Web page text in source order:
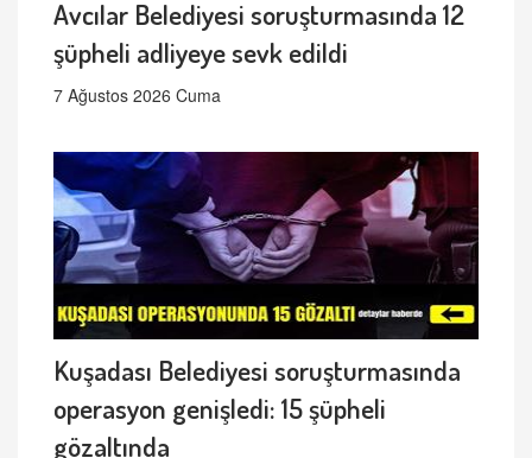
Avcılar Belediyesi soruşturmasında 12
şüpheli adliyeye sevk edildi
7 Ağustos 2026 Cuma
Kuşadası Belediyesi soruşturmasında
operasyon genişledi: 15 şüpheli
gözaltında